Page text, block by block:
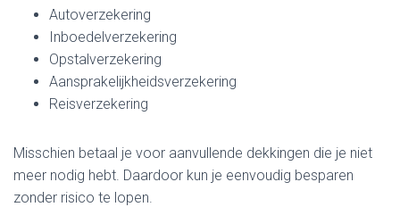
Autoverzekering
Inboedelverzekering
Opstalverzekering
Aansprakelijkheidsverzekering
Reisverzekering
Misschien betaal je voor aanvullende dekkingen die je niet
meer nodig hebt. Daardoor kun je eenvoudig besparen
zonder risico te lopen.